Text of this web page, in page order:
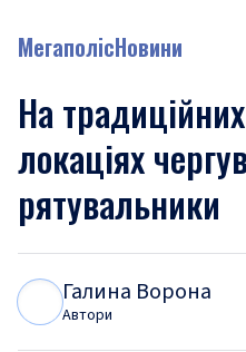
МегаполісНовини
На
локаціях
рятувальники
Галина Ворона
Автори